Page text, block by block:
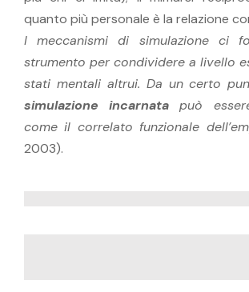
quanto più personale è la relazione
I meccanismi di simulazione ci
strumento per condividere a livello
stati mentali altrui. Da un certo
simulazione incarnatapuò
come il correlato funzionale
2003).